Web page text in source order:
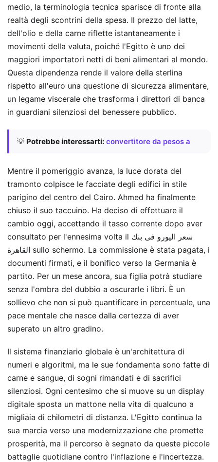
medio, la terminologia tecnica sparisce di fronte alla
realtà degli scontrini della spesa. Il prezzo del latte,
dell'olio e della carne riflette istantaneamente i
movimenti della valuta, poiché l'Egitto è uno dei
maggiori importatori netti di beni alimentari al mondo.
Questa dipendenza rende il valore della sterlina
rispetto all'euro una questione di sicurezza alimentare,
un legame viscerale che trasforma i direttori di banca
in guardiani silenziosi del benessere pubblico.
💡 Potrebbe interessarti: convertitore da pesos a
Mentre il pomeriggio avanza, la luce dorata del
tramonto colpisce le facciate degli edifici in stile
parigino del centro del Cairo. Ahmed ha finalmente
chiuso il suo taccuino. Ha deciso di effettuare il
cambio oggi, accettando il tasso corrente dopo aver
consultato per l'ennesima volta il سعر اليورو فى بنك
القاهرة sullo schermo. La commissione è stata pagata, i
documenti firmati, e il bonifico verso la Germania è
partito. Per un mese ancora, sua figlia potrà studiare
senza l'ombra del dubbio a oscurarle i libri. È un
sollievo che non si può quantificare in percentuale, una
pace mentale che nasce dalla certezza di aver
superato un altro gradino.
Il sistema finanziario globale è un'architettura di
numeri e algoritmi, ma le sue fondamenta sono fatte di
carne e sangue, di sogni rimandati e di sacrifici
silenziosi. Ogni centesimo che si muove su un display
digitale sposta un mattone nella vita di qualcuno a
migliaia di chilometri di distanza. L'Egitto continua la
sua marcia verso una modernizzazione che promette
prosperità, ma il percorso è segnato da queste piccole
battaglie quotidiane contro l'inflazione e l'incertezza.